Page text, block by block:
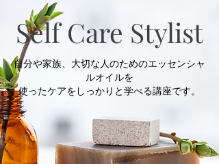
Self Care Stylist
自分や家族、大切な人のためのエッセンシャ
ルオイルを
使ったケアをしっかりと学べる講座です。